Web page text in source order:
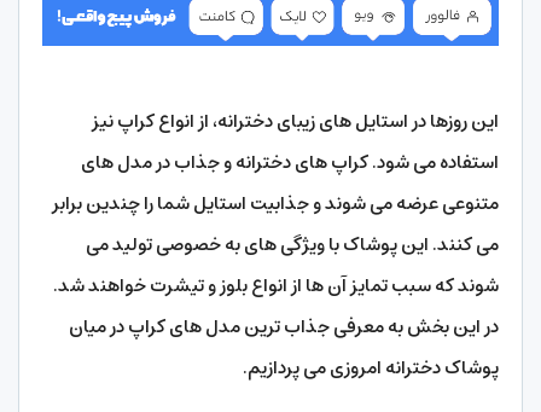
این روزها در استایل های زیبای دخترانه، از انواع کراپ نیز
استفاده می شود. کراپ های دخترانه و جذاب در مدل های
متنوعی عرضه می شوند و جذابیت استایل شما را چندین برابر
می کنند. این پوشاک با ویژگی های به خصوصی تولید می
شوند که سبب تمایز آن ها از انواع بلوز و تیشرت خواهند شد.
در این بخش به معرفی جذاب ترین مدل های کراپ در میان
پوشاک دخترانه امروزی می پردازیم.